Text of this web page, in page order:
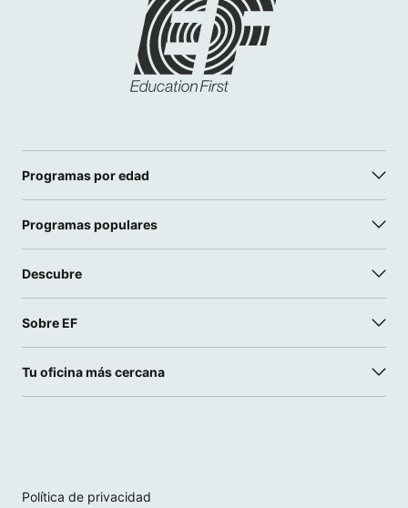
Programas por edad
Programas populares
Descubre
Sobre EF
Tu oficina más cercana
Política de privacidad